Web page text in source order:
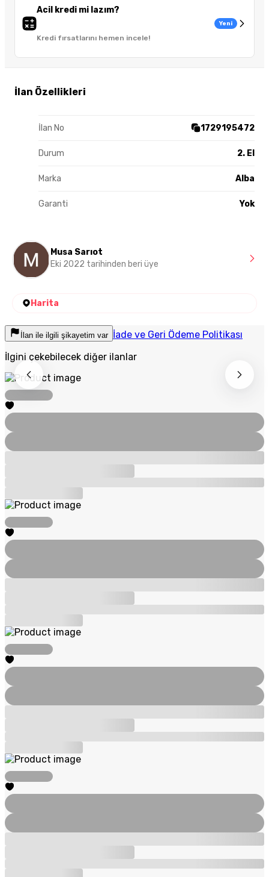
Acil kredi mi lazım?
Kredi fırsatlarını hemen incele!
Yeni
İlan Özellikleri
İlan No 1729195472
Durum 2. El
Marka Alba
Garanti Yok
Musa Sarıot
Eki 2022 tarihinden beri üye
Harita
İlan ile ilgili şikayetim var İade ve Geri Ödeme Politikası
İlgini çekebilecek diğer ilanlar